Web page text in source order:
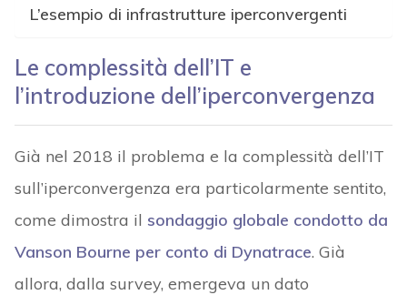
L’esempio di infrastrutture iperconvergenti
Le complessità dell’IT e
l’introduzione dell’iperconvergenza
Già nel 2018 il problema e la complessità dell’IT
sull’iperconvergenza era particolarmente sentito,
come dimostra il sondaggio globale condotto da
Vanson Bourne per conto di Dynatrace. Già
allora, dalla survey, emergeva un dato